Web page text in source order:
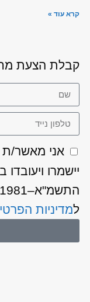
קרא עוד »
קבלת הצעת
אני מאשר/ת
יישמרו
למדיניות